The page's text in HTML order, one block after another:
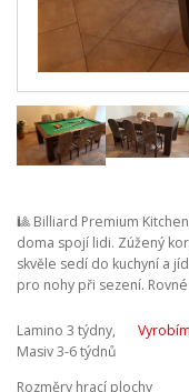
🎱 Billiard Premium
doma spojí lidi. Zúžený
skvěle sedí do kuchyní a
pro nohy při sezení.
Lamino 3 týdny,
Masiv 3-6 týdnů
Rozměry hrací plochy